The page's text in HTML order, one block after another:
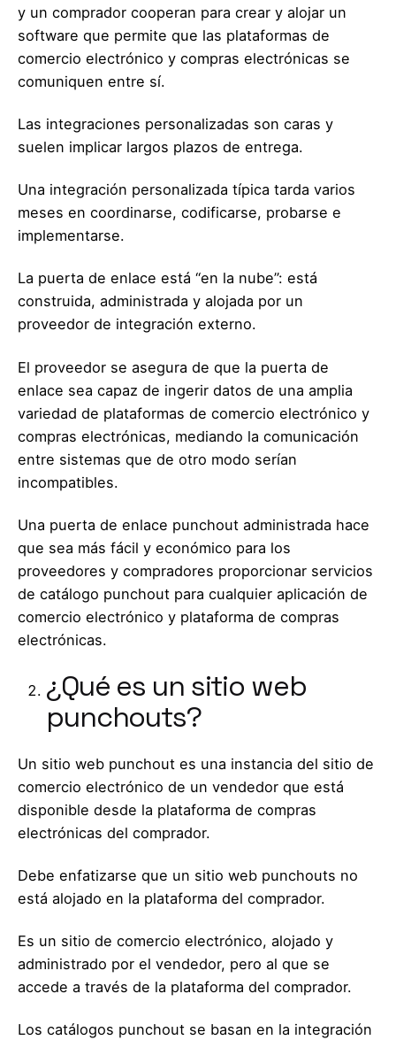
y un comprador cooperan para crear y alojar un
software que permite que las plataformas de
comercio electrónico y compras electrónicas se
comuniquen entre sí.
Las integraciones personalizadas son caras y
suelen implicar largos plazos de entrega.
Una integración personalizada típica tarda varios
meses en coordinarse, codificarse, probarse e
implementarse.
La puerta de enlace está “en la nube”: está
construida, administrada y alojada por un
proveedor de integración externo.
El proveedor se asegura de que la puerta de
enlace sea capaz de ingerir datos de una amplia
variedad de plataformas de comercio electrónico y
compras electrónicas, mediando la comunicación
entre sistemas que de otro modo serían
incompatibles.
Una puerta de enlace punchout administrada hace
que sea más fácil y económico para los
proveedores y compradores proporcionar servicios
de catálogo punchout para cualquier aplicación de
comercio electrónico y plataforma de compras
electrónicas.
¿Qué es un sitio web
punchouts?
Un sitio web punchout es una instancia del sitio de
comercio electrónico de un vendedor que está
disponible desde la plataforma de compras
electrónicas del comprador.
Debe enfatizarse que un sitio web punchouts no
está alojado en la plataforma del comprador.
Es un sitio de comercio electrónico, alojado y
administrado por el vendedor, pero al que se
accede a través de la plataforma del comprador.
Los catálogos punchout se basan en la integración